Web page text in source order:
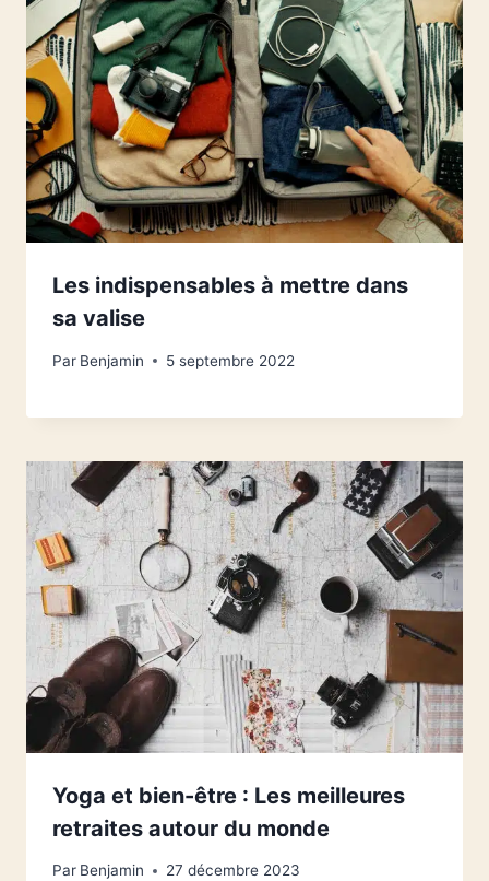
Les indispensables à mettre dans
sa valise
Par Benjamin 5 septembre 2022
Yoga et bien-être : Les meilleures
retraites autour du monde
Par Benjamin 27 décembre 2023